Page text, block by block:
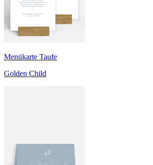
Menükarte Taufe
Golden Child